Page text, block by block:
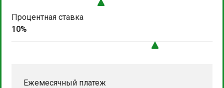
Процентная ставка
10%
Ежемесячный платеж